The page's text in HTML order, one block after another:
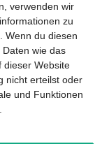
verwenden wir
zu
Wenn du diesen
wie das
dieser Website
nicht erteilst oder
und Funktionen
mehr… sind für
Das
hilft, sich dabei
konzentrieren
worauf es
kostenlosen